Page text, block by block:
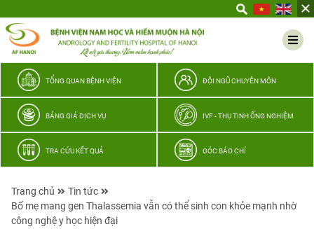
thương
TỔNG QUAN BỆNH VIỆN ĐỘI NGŨ CHUYÊN MÔN
BẢNG GIÁ DỊCH VỤ IVF - THỤ TINH ỐNG NGHIỆM
TRA CỨU KẾT QUẢ GÓC BÁO CHÍ
Trang chủ
Tin tức
Bố mẹ mang gen Thalassemia vẫn có thể sinh con khỏe mạnh nhờ
công nghệ y học hiện đại